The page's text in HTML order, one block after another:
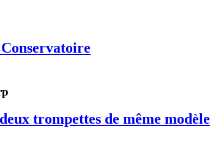
trompettes de même modèle